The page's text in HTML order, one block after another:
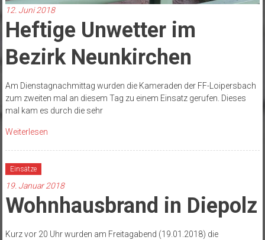
12. Juni 2018
Heftige Unwetter im
Bezirk Neunkirchen
Am Dienstagnachmittag wurden die Kameraden der FF-Loipersbach
zum zweiten mal an diesem Tag zu einem Einsatz gerufen. Dieses
mal kam es durch die sehr
Weiterlesen
Einsätze
19. Januar 2018
Wohnhausbrand in Diepolz
Kurz vor 20 Uhr wurden am Freitagabend (19.01.2018) die